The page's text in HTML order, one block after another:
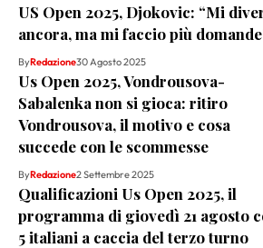
US Open 2025, Djokovic: “Mi
ancora, ma mi faccio più
ByRedazione30 Agosto 2025
Us Open 2025, Vondrousova-
Sabalenka non si gioca: ritiro
Vondrousova, il motivo e cosa
succede con le scommesse
ByRedazione2 Settembre 2025
Qualificazioni Us Open 2025, il
programma di giovedì 21 agosto
5 italiani a caccia del terzo turno